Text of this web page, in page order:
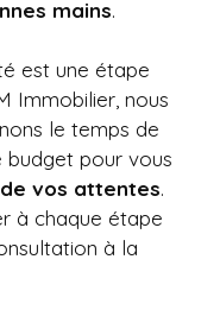
mains.
est une étape
Immobilier, nous
le temps de
pour vous
vos attentes.
à chaque étape
à la